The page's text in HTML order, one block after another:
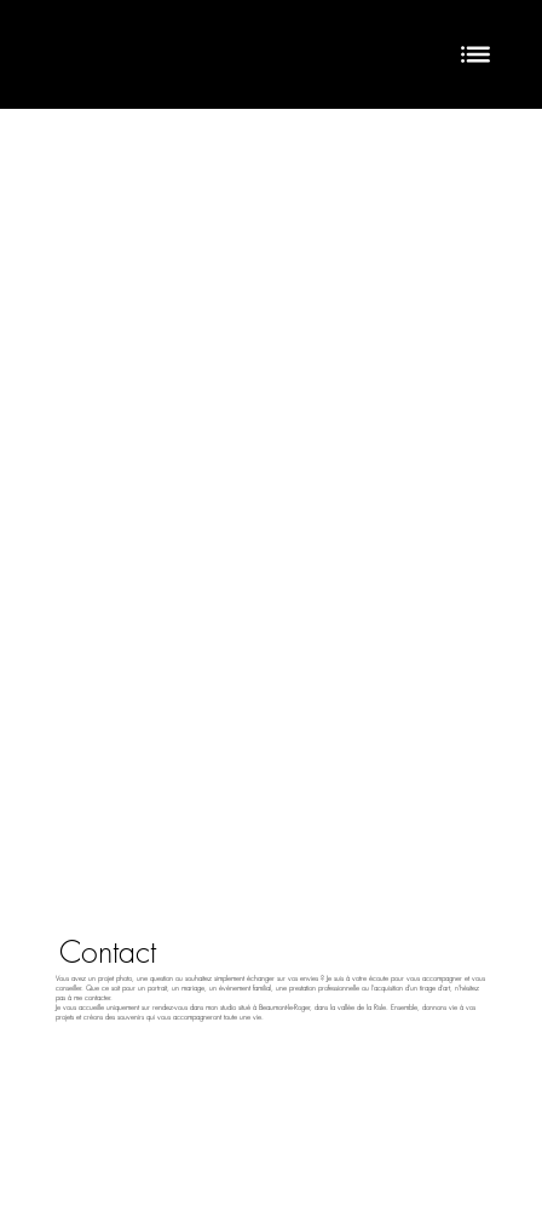
Contact
Vous avez un projet photo, une question ou souhaitez simplement échanger sur vos envies ? Je suis à votre écoute pour vous accompagner et vous
conseiller. Que ce soit pour un portrait, un mariage, un événement familial, une prestation professionnelle ou l'acquisition d'un tirage d'art, n'hésitez
pas à me contacter.
Je vous accueille uniquement sur rendez-vous dans mon studio situé à Beaumont-le-Roger, dans la vallée de la Risle. Ensemble, donnons vie à vos
projets et créons des souvenirs qui vous accompagneront toute une vie.